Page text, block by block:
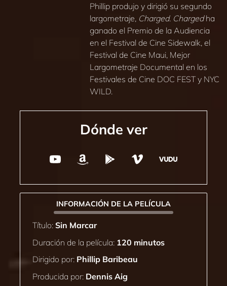
Phillip produjo y dirigió su segundo
largometraje, Charged. Chargedha
ganado el Premio de la Audiencia
en el Festival de Cine Sidewalk, el
Festival de Cine Maui, Mejor
Largometraje Documental en los
Festivales de Cine DOC FEST y NYC
WILD.
Dónde ver
INFORMACIÓN DE LA PELÍCULA
Título: Sin Marcar
Duración de la película: 120 minutos
Dirigido por: Phillip Baribeau
Producida por: Dennis Aig